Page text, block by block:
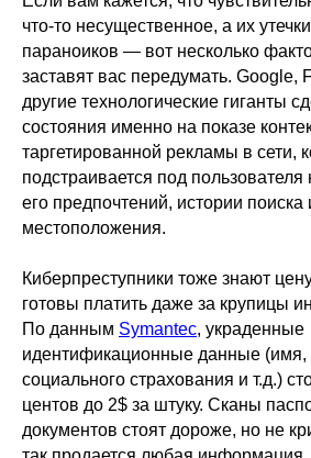
что-то несущественное, а их
параноиков — вот несколько
заставят вас передумать. Google,
другие технологические гиганты
состояния именно на показе
таргетированной рекламы в сети,
подстраивается под
его предпочтений, истории поиска
местоположения.
Киберпреступники тоже знают
готовы платить даже за крупицы
По данным Symantec, украденные
идентификационные данные (имя,
социального страхования и т.д.)
центов до 2$ за штуку. Сканы
документов стоят дороже, но не
Подписаться
Нажимая на кнопку «Подписаться», вы даете
согласие на обработку персональных данных в
соответствии с
Все товары
МАГАЗИН